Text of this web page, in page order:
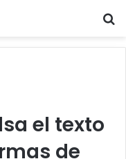
el texto
de